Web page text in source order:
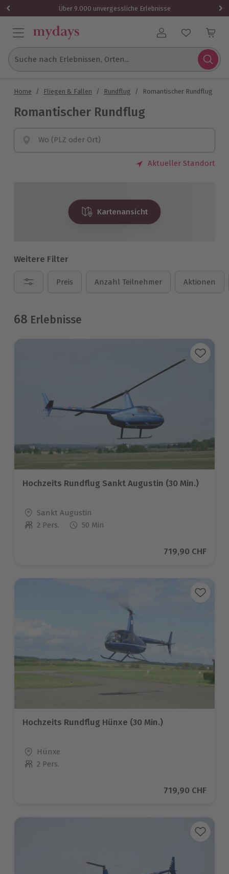
Über 9.000 unvergessliche Erlebnisse
Benutzerkonto
Suche nach Erlebnissen, Orten...
Home / Fliegen & Fallen / Rundflug / Romantischer Rundflug
Romantischer Rundflug
Wo (PLZ oder Ort)
Aktueller Standort
Kartenansicht
Weitere Filter
Preis Anzahl Teilnehmer Aktionen
68 Erlebnisse
Hochzeits Rundflug Sankt Augustin (30 Min.)
Standort
Sankt Augustin
Anzahl der Teilnehmer
2 Pers. 50 Min
Aktueller Preis
719,90 CHF
Hochzeits Rundflug Hünxe (30 Min.)
Standort
Hünxe
Anzahl der Teilnehmer
2 Pers.
Aktueller Preis
719,90 CHF